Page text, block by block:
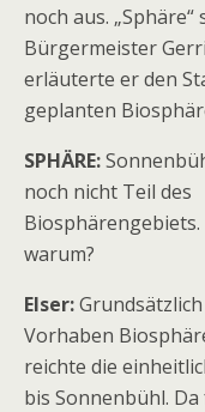
noch aus.
Bürgermeister
erläuterte er den
geplanten
SPHÄRE:
noch nicht Teil des
warum?
Elser:
Vorhaben
reichte die
bis Sonnenbühl.